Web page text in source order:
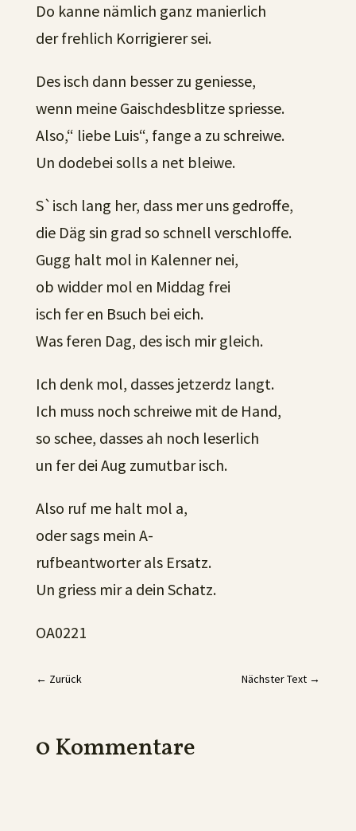
Do kanne nämlich ganz manierlich
der frehlich Korrigierer sei.
Des isch dann besser zu geniesse,
wenn meine Gaischdesblitze spriesse.
Also,“ liebe Luis“, fange a zu schreiwe.
Un dodebei solls a net bleiwe.
S`isch lang her, dass mer uns gedroffe,
die Däg sin grad so schnell verschloffe.
Gugg halt mol in Kalenner nei,
ob widder mol en Middag frei
isch fer en Bsuch bei eich.
Was feren Dag, des isch mir gleich.
Ich denk mol, dasses jetzerdz langt.
Ich muss noch schreiwe mit de Hand,
so schee, dasses ah noch leserlich
un fer dei Aug zumutbar isch.
Also ruf me halt mol a,
oder sags mein A-
rufbeantworter als Ersatz.
Un griess mir a dein Schatz.
OA0221
← Zurück Nächster Text →
0 Kommentare